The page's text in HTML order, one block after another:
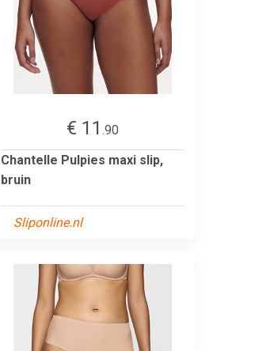
€ 11 .90
Chantelle Pulpies maxi slip,
bruin
Sliponline.nl